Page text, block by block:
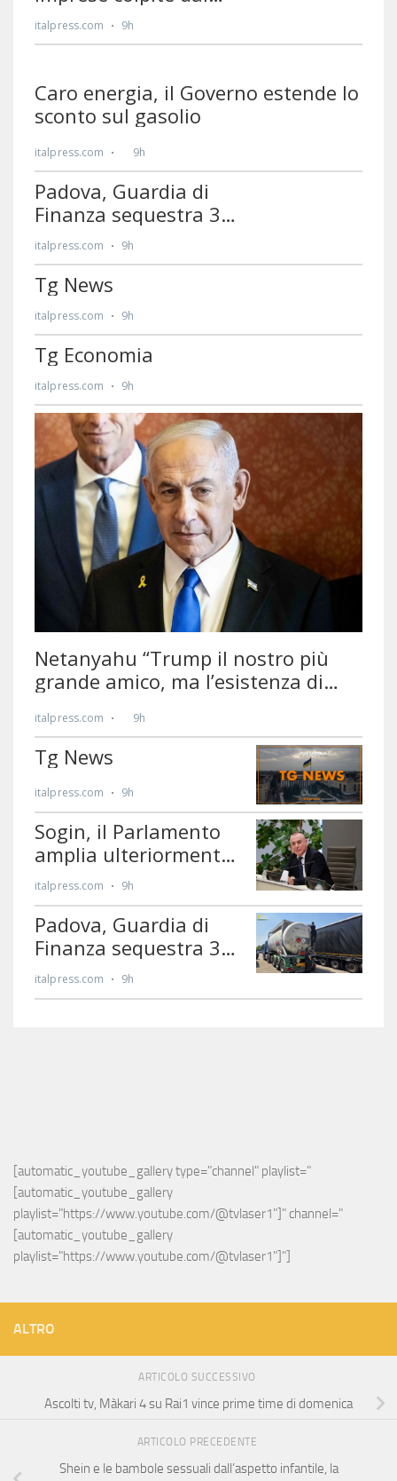
[automatic_youtube_gallery type="channel" playlist="
[automatic_youtube_gallery
playlist="https://www.youtube.com/@tvlaser1"]" channel="
[automatic_youtube_gallery
playlist="https://www.youtube.com/@tvlaser1"]"]
ALTRO
ARTICOLO SUCCESSIVO
Ascolti tv, Màkari 4 su Rai1 vince prime time di domenica
ARTICOLO PRECEDENTE
Shein e le bambole sessuali dall’aspetto infantile, la